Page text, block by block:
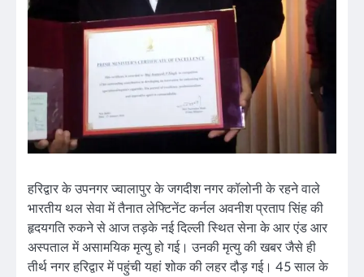
हरिद्वार के उपनगर ज्वालापुर के जगदीश नगर कॉलोनी के रहने वाले
भारतीय थल सेवा में तैनात लेफ्टिनेंट कर्नल अवनीश प्रताप सिंह की
हृदयगति रुकने से आज तड़के नई दिल्ली स्थित सेना के आर एंड आर
अस्पताल में असामयिक मृत्यु हो गई। उनकी मृत्यु की खबर जैसे ही
तीर्थ नगर हरिद्वार में पहुंची यहां शोक की लहर दौड़ गई। 45 साल के